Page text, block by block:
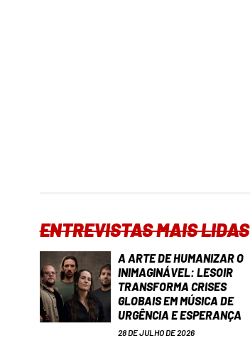
ENTREVISTAS MAIS LIDAS
A ARTE DE HUMANIZAR O
INIMAGINÁVEL: LESOIR
TRANSFORMA CRISES
GLOBAIS EM MÚSICA DE
URGÊNCIA E ESPERANÇA
28 DE JULHO DE 2026